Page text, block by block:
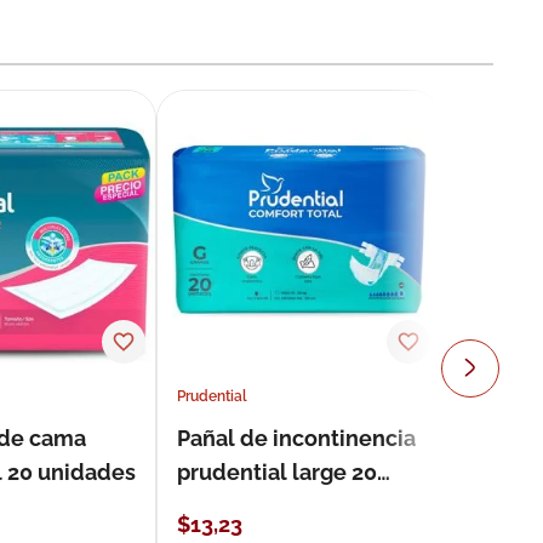
cama
unidades
Prudential
Pañal de incontinencia
prudential large 20
$13,23